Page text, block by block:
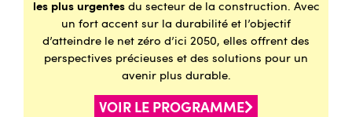
les plus urgentesdu secteur de la construction. Avec
un fort accent sur la durabilité et l’objectif
d’atteindre le net zéro d’ici 2050, elles offrent des
perspectives précieuses et des solutions pour un
avenir plus durable.
VOIR LE PROGRAMME